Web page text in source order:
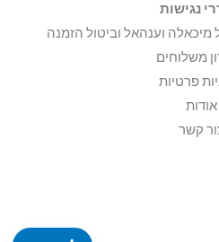
נגישות
וענהאל וביטול הזמנה
משלוחים
פרטיות
אודות
קשר